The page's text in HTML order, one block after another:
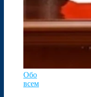
Обо
всем